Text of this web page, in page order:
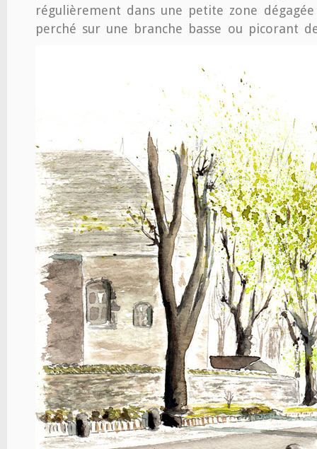
régulièrement dans une petite zone
perché sur une branche basse ou picorant